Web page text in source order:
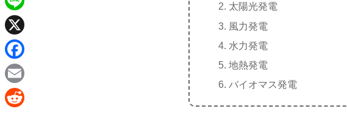
太陽光発電
風力発電
水力発電
地熱発電
バイオマス発電
L
n
e
X
F
a
c
E